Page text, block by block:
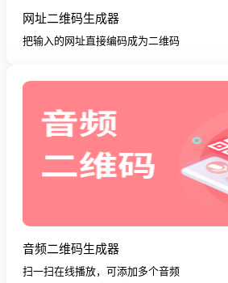
网址二维码生成器
把输入的网址直接编码成为二维码
音频二维码生成器
扫一扫在线播放，可添加多个音频